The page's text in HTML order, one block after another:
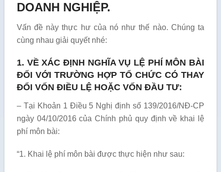
DOANH NGHIỆP.
Vấn đề này thực hư của nó như thế nào. Chúng ta
cùng nhau giải quyết nhé:
1. VỀ XÁC ĐỊNH NGHĨA VỤ LỆ PHÍ MÔN BÀI
ĐỐI VỚI TRƯỜNG HỢP TỔ CHỨC CÓ THAY
ĐỔI VỐN ĐIỀU LỆ HOẶC VỐN ĐẦU TƯ:
– Tại Khoản 1 Điều 5 Nghị định số 139/2016/NĐ-CP
ngày 04/10/2016 của Chính phủ quy định về khai lệ
phí môn bài:
“1. Khai lệ phí môn bài được thực hiện như sau: